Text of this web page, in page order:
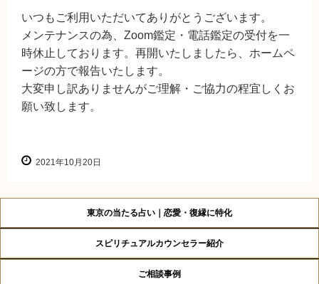
いつもご利用いただいてありがとうございます。
メンテナンスの為、Zoom鑑定・電話鑑定の受付を一
時休止しております。再開いたしましたら、ホームペ
ージの方で報告いたします。
大変申し訳ありませんがご理解・ご協力の程宜しくお
願い致します。
2021年10月20日
東京の当たる占い｜恋愛・復縁に特化
スピリチュアルカウンセラー紹介
ご相談事例